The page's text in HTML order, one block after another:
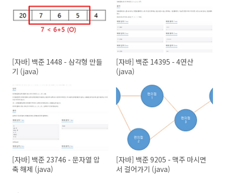
if (v[nr][nc] == ON) {
                    v[nr][nc] = VISITED;
                    q.add(
new
Pos(nr, nc));
continue
                v[nr][nc] = CANDIDATE;
            }
        }
        System.out.println(cnt);
    }
}
class Pos {
int r, c;
Pos( c)
this
    }
@Override
public
{
[자바] 백준 1448 - 삼각형 만들
기 (java)
[자바] 백준 14395 - 4연산
(java)
[자바] 백준 23746 - 문자열 압
축 해제 (java)
[자바] 백준 9205 - 맥주 마시면
서 걸어가기 (java)